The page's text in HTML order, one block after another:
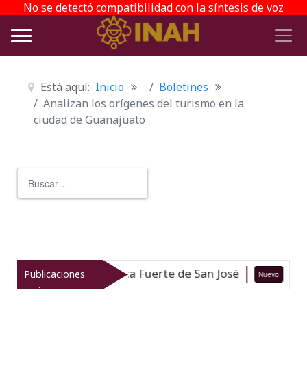
No se detectó compatibilidad con la síntesis de voz
Está aquí: Inicio
Boletines
Analizan los orígenes del turismo en la
ciudad de Guanajuato
Publicaciones
recientes
Fuerte de San José Nuevo 05-08-26